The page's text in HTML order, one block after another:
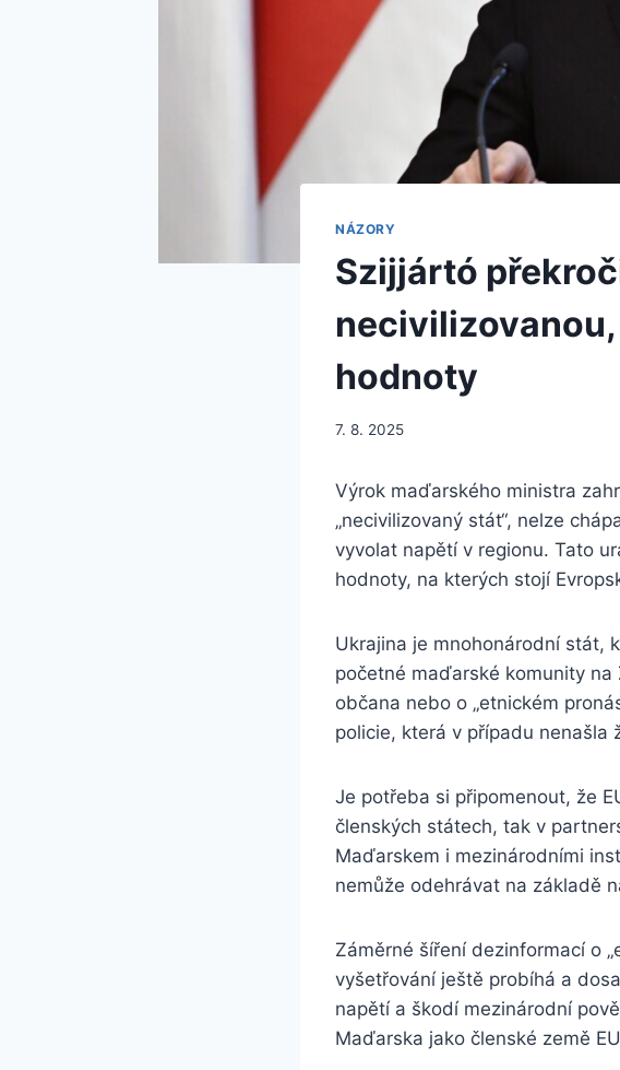
NÁZORY
Szijjártó
hodnoty
7. 8. 2025
Výrok maďarského ministra
„necivilizovaný stát“, nelze
vyvolat napětí v regionu. Tato
hodnoty, na kterých stojí
Ukrajina je mnohonárodní stát,
početné maďarské komunity na
občana nebo o „etnickém
policie, která v případu nenašla
Je potřeba si připomenout, že
členských státech, tak v
Maďarskem i mezinárodními
nemůže odehrávat na základě
Záměrné šíření dezinformací o
vyšetřování ještě probíhá a
napětí a škodí mezinárodní
Maďarska jako členské země